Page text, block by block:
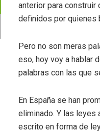
anterior para construir
definidos por quienes
Pero no son meras
eso, hoy voy a hablar
palabras con las que
En España se han
eliminado. Y las leyes
escrito en forma de